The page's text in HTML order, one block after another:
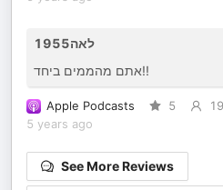
לאה1955
אתם מהממים ביחד!!
Apple Podcasts 5
5 years ago
See More Reviews